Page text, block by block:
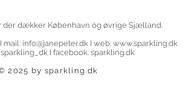
der dækker København og øvrige Sjælland.
mail: info@janepeter.dk I web: www.sparkling.dk
I facebook: sparkling.dk
2025 by sparkling.dk